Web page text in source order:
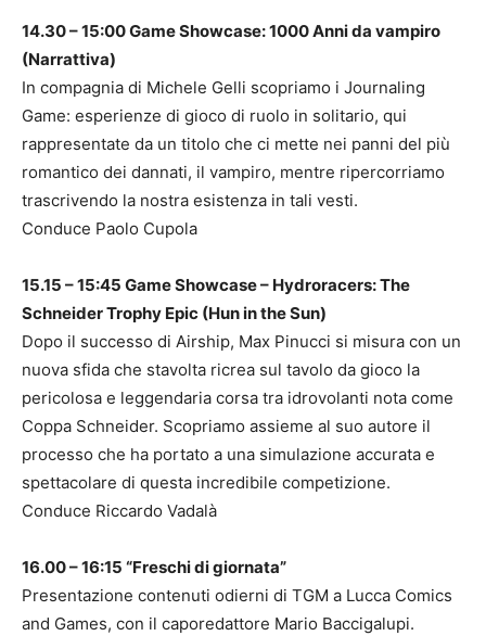
14.30 – 15:00 Game Showcase: 1000 Anni da vampiro
(Narrattiva)
In compagnia di Michele Gelli scopriamo i Journaling
Game: esperienze di gioco di ruolo in solitario, qui
rappresentate da un titolo che ci mette nei panni del più
romantico dei dannati, il vampiro, mentre ripercorriamo
trascrivendo la nostra esistenza in tali vesti.
Conduce Paolo Cupola
15.15 – 15:45 Game Showcase – Hydroracers: The
Schneider Trophy Epic (Hun in the Sun)
Dopo il successo di Airship, Max Pinucci si misura con un
nuova sfida che stavolta ricrea sul tavolo da gioco la
pericolosa e leggendaria corsa tra idrovolanti nota come
Coppa Schneider. Scopriamo assieme al suo autore il
processo che ha portato a una simulazione accurata e
spettacolare di questa incredibile competizione.
Conduce Riccardo Vadalà
16.00 – 16:15 “Freschi di giornata”
Presentazione contenuti odierni di TGM a Lucca Comics
and Games, con il caporedattore Mario Baccigalupi.